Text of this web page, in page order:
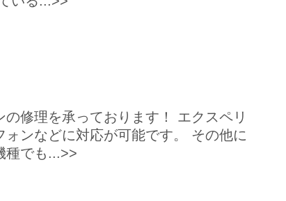
修理を承っております！ エクスペリ
ンなどに対応が可能です。 その他に
種でも...>>